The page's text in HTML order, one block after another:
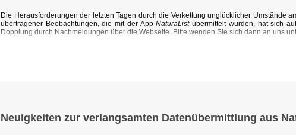
Die Herausforderungen der letzten Tagen durch die Verkettung unglücklicher Umstände
übertragener Beobachtungen, die mit der AppNaturaListübermittelt wurden, hat sich
Dopplung durch Nachmeldungen über die Webseite. Bitte wenden Sie sich dann an uns
Neuigkeiten zur verlangsamten Datenübermittlung aus